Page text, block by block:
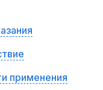
применения